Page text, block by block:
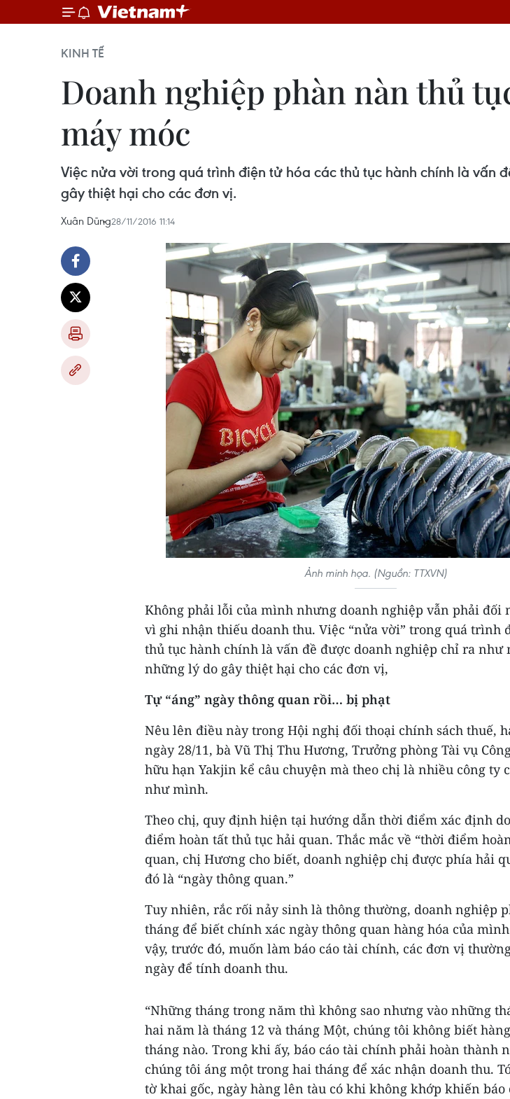
KINH TẾ
Doanh nghiệp phàn nàn thủ
máy móc
Việc nửa vời trong quá trình điện tử hóa các thủ tục hành chính là
gây thiệt hại cho các đơn vị.
Xuân Dũng28/11/2016 11:14
Ảnh minh họa. (Nguồn: TTXVN)
Không phải lỗi của mình nhưng doanh nghiệp vẫn phải đối
vì ghi nhận thiếu doanh thu. Việc “nửa vời” trong quá trình
thủ tục hành chính là vấn đề được doanh nghiệp chỉ ra như
những lý do gây thiệt hại cho các đơn vị,
Tự “áng” ngày thông quan rồi… bị phạt
Nêu lên điều này trong Hội nghị đối thoại chính sách thuế,
ngày 28/11, bà Vũ Thị Thu Hương, Trưởng phòng Tài vụ
hữu hạn Yakjin kể câu chuyện mà theo chị là nhiều công ty
như mình.
Theo chị, quy định hiện tại hướng dẫn thời điểm xác định
điểm hoàn tất thủ tục hải quan. Thắc mắc về “thời điểm
quan, chị Hương cho biết, doanh nghiệp chị được phía hải
đó là “ngày thông quan.”
Tuy nhiên, rắc rối nảy sinh là thông thường, doanh nghiệp
tháng để biết chính xác ngày thông quan hàng hóa của
vậy, trước đó, muốn làm báo cáo tài chính, các đơn vị
ngày để tính doanh thu.
“Những tháng trong năm thì không sao nhưng vào những
hai năm là tháng 12 và tháng Một, chúng tôi không biết
tháng nào. Trong khi ấy, báo cáo tài chính phải hoàn thành
chúng tôi áng một trong hai tháng để xác nhận doanh thu.
tờ khai gốc, ngày hàng lên tàu có khi không khớp khiến báo